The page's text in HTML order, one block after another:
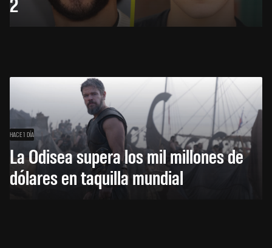
HACE 1 DÍA
La Odisea supera los mil millones de
dólares en taquilla mundial